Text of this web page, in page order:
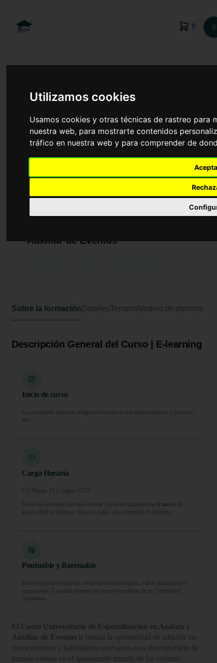
Utilizamos cookies
Usamos cookies y otras técnicas de rastreo para
nuestra web, para mostrarte contenidos
tráfico en nuestra web y para comprender de
0 ☰
Institucionales
Auxiliar de Eventos
Sobre la formación DetallesTemario Modelo de diploma
Descripción General del Curso | E-learning
Inicio de curso
La inscripción para este programa formativo está abierta durante el presente
año.
Carga Horaria
475 Horas, 19 Créditos ECTS
Todos los alumnos inscritos en este Curso en línea tendrán 6 meses de
acceso libre al Campus Virtual y todos sus contenidos E-learning.
Puntuable y Baremable
Este programa cuenta con certificación universitaria, válido para bolsas y
oposiciones. Consulta siempre las bases específicas de tu Comunidad
Autónoma.
El Curso Universitario de Especialización en Azafata y
Auxiliar de Eventos te brinda la oportunidad de adquirir los
conocimientos y habilidades necesarias para desempeñarte de
manera exitosa en el apasionante mundo de los eventos.